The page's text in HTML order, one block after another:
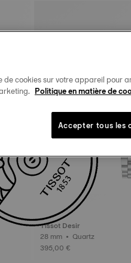
Tissot Desir
28 mm • Quartz
395,00 €
cookies sur votre appareil pour
Politique en matière de
Accepter tous les